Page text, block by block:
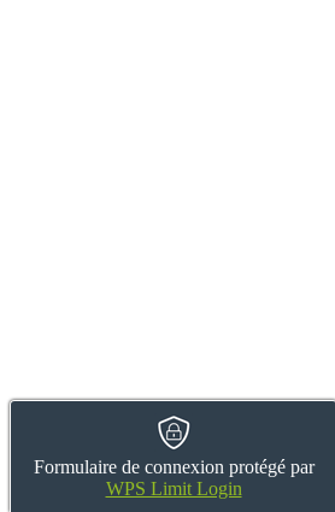
Formulaire de connexion protégé par
WPS Limit Login